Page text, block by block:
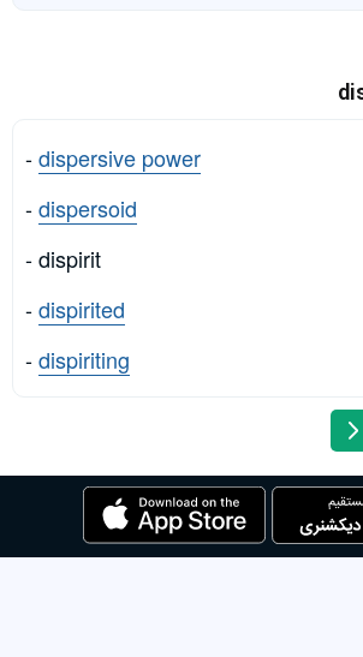
-dispersive power
-dispersoid
- dispirit
-dispirited
-dispiriting